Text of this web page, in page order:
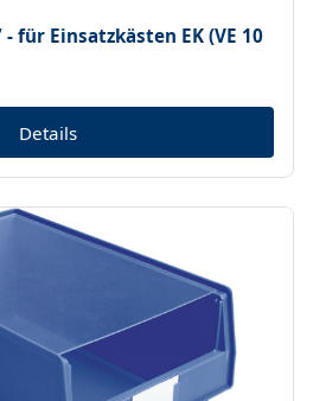
für Einsatzkästen EK (VE 10
Details